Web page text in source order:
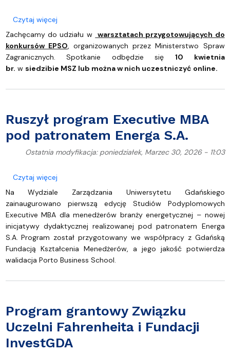
Czytaj więcejo Warsztaty przygotowujące do testów EPSO
Zachęcamy do udziału w warsztatach przygotowujących do
konkursów EPSO, organizowanych przez Ministerstwo Spraw
Zagranicznych. Spotkanie odbędzie się 10 kwietnia
br. w siedzibie MSZ lub można w nich uczestniczyć online.
Ruszył program Executive MBA
pod patronatem Energa S.A.
Ostatnia modyfikacja: poniedziałek, Marzec 30, 2026 - 11:03
Czytaj więcejo Ruszył program Executive MBA pod patronatem
Na Wydziale Zarządzania Uniwersytetu Gdańskiego
zainaugurowano pierwszą edycję Studiów Podyplomowych
Executive MBA dla menedżerów branży energetycznej – nowej
inicjatywy dydaktycznej realizowanej pod patronatem Energa
S.A. Program został przygotowany we współpracy z Gdańską
Fundacją Kształcenia Menedżerów, a jego jakość potwierdza
walidacja Porto Business School.
Program grantowy Związku
Uczelni Fahrenheita i Fundacji
InvestGDA